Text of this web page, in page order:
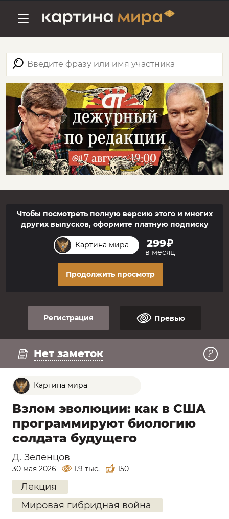
Чтобы посмотреть полную версию этого и многих
других выпусков, оформите платную подписку
Картина мира 299₽
в месяц
Продолжить просмотр
Регистрация Смотреть превью
Регистрация Превью
Нет заметок
Картина мира
Взлом эволюции: как в США
программируют биологию
солдата будущего
Д. Зеленцов
30 мая 2026 1.9 тыс. 150
Лекция
Мировая гибридная война